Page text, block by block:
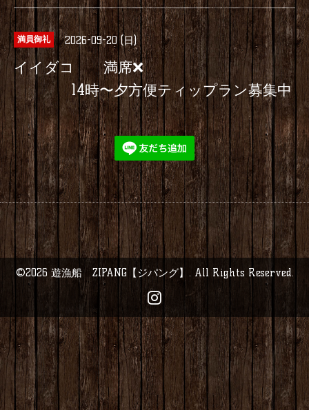
満員御礼 2026-09-20 (日)
イイダコ 満席❌️
14時〜夕方便ティップラン募集中
©2026 遊漁船 ZIPANG【ジパング】 . All Rights Reserved.